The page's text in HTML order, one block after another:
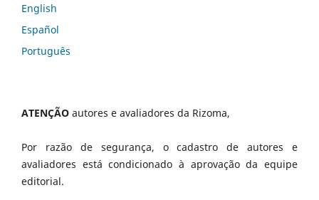
English
Español
Português
ATENÇÃO autores e avaliadores da Rizoma,
Por razão de segurança, o cadastro de autores e
avaliadores está condicionado à aprovação da equipe
editorial.